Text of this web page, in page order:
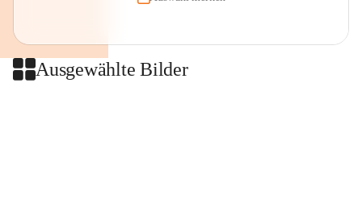
Ausgewählte Bilder